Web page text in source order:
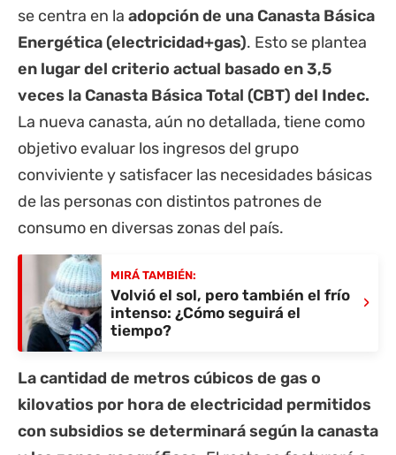
se centra en la adopción de una Canasta Básica
Energética (electricidad+gas). Esto se plantea
en lugar del criterio actual basado en 3,5
veces la Canasta Básica Total (CBT) del Indec.
La nueva canasta, aún no detallada, tiene como
objetivo evaluar los ingresos del grupo
conviviente y satisfacer las necesidades básicas
de las personas con distintos patrones de
consumo en diversas zonas del país.
MIRÁ TAMBIÉN:
Volvió el sol, pero también el frío
intenso: ¿Cómo seguirá el
tiempo?
›
La cantidad de metros cúbicos de gas o
kilovatios por hora de electricidad permitidos
con subsidios se determinará según la canasta